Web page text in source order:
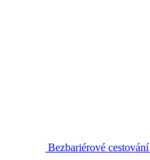
Bezbariérové cestování